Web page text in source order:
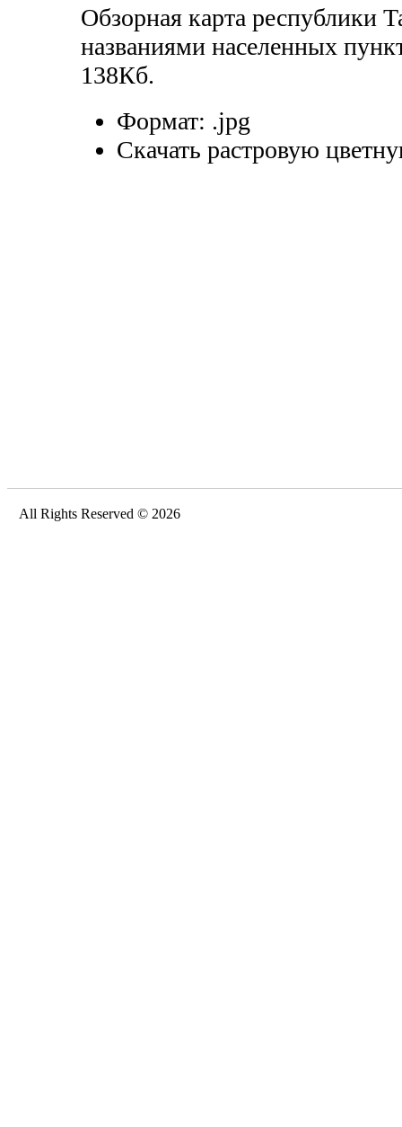
Обзорная карта республики
названиями населенных
138Кб.
Формат: .jpg
Скачать растровую
All Rights Reserved © 2026